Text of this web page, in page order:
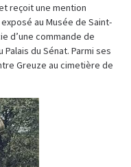
reçoit une mention
exposé au Musée de Saint-
d’une commande de
du Sénat. Parmi ses
Greuze au cimetière de